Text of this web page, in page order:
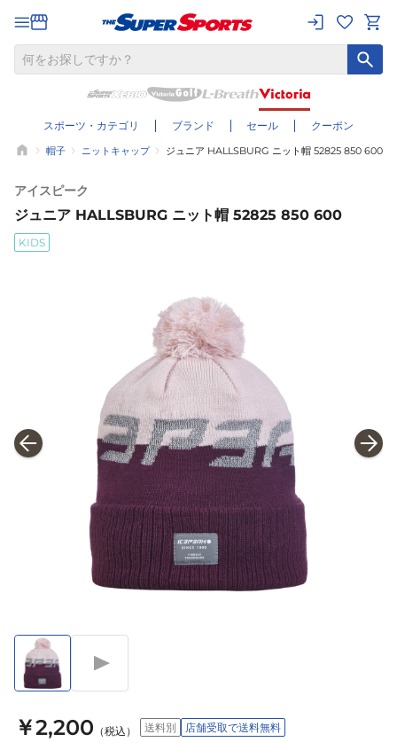
スポーツ・カテゴリ ブランド セール クーポン
帽子 ニットキャップ ジュニア HALLSBURG ニット帽 52825 850 600
アイスピーク
ジュニア HALLSBURG ニット帽 52825 850 600
KIDS
￥2,200 （税込） 送料別 店舗受取で送料無料